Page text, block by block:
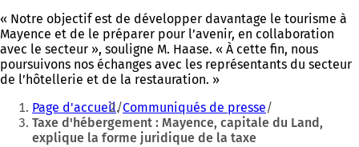
« Notre objectif est de développer davantage le tourisme à
Mayence et de le préparer pour l’avenir, en collaboration
avec le secteur », souligne M. Haase. « À cette fin, nous
poursuivons nos échanges avec les représentants du secteur
de l’hôtellerie et de la restauration. »
Vous
êtes
Page d'accueil Communiqués de presse
Taxe d'hébergement : Mayence, capitale du Land,
explique la forme juridique de la taxe